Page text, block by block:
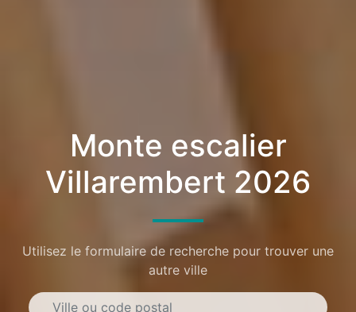
Monte escalier
Villarembert 2026
Utilisez le formulaire de recherche pour trouver une
autre ville